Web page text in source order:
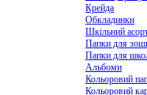
Крейда
Обкладинки
Шкільний
Папки для
Папки для
Альбоми
Кольоровий
Кольоровий